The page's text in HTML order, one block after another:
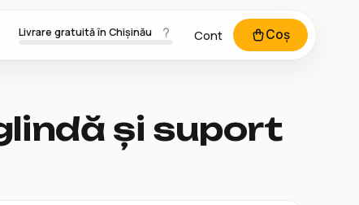
Livrare gratuită în Chișinău Cont Coș
și suport